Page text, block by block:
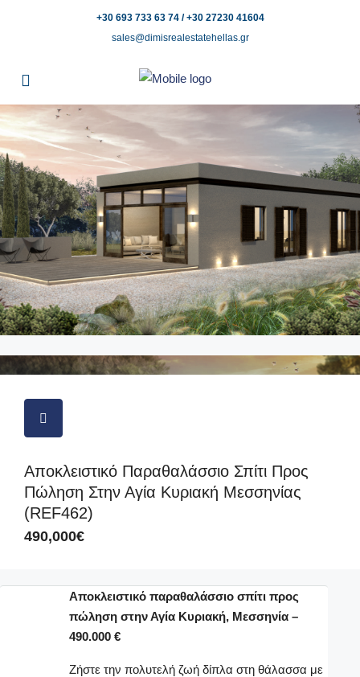
+30 693 733 63 74 / +30 27230 41604
sales@dimisrealestatehellas.gr
Αποκλειστικό Παραθαλάσσιο Σπίτι Προς
Πώληση Στην Αγία Κυριακή Μεσσηνίας
(REF462)
490,000€
Αποκλειστικό παραθαλάσσιο σπίτι προς
πώληση στην Αγία Κυριακή, Μεσσηνία –
490.000 €
Ζήστε την πολυτελή ζωή δίπλα στη θάλασσα με